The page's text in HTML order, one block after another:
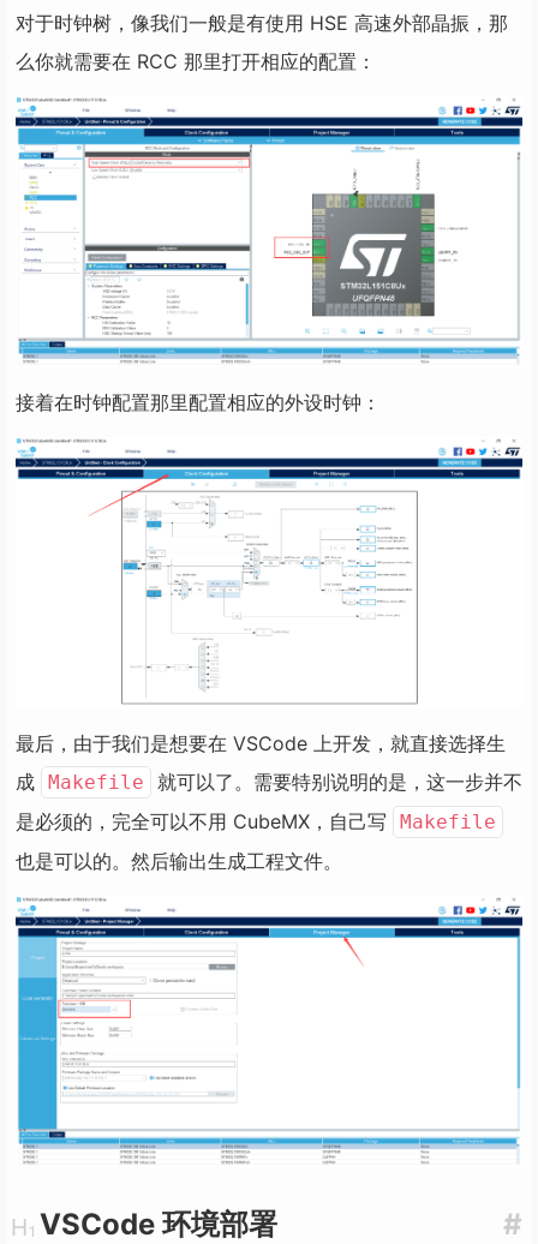
对于时钟树，像我们一般是有使用 HSE 高速外部晶振，那
么你就需要在 RCC 那里打开相应的配置：
接着在时钟配置那里配置相应的外设时钟：
最后，由于我们是想要在 VSCode 上开发，就直接选择生
成 Makefile
就可以了。需要特别说明的是，这一步并不
是必须的，完全可以不用 CubeMX，自己写
Makefile
也是可以的。然后输出生成工程文件。
#
VSCode 环境部署